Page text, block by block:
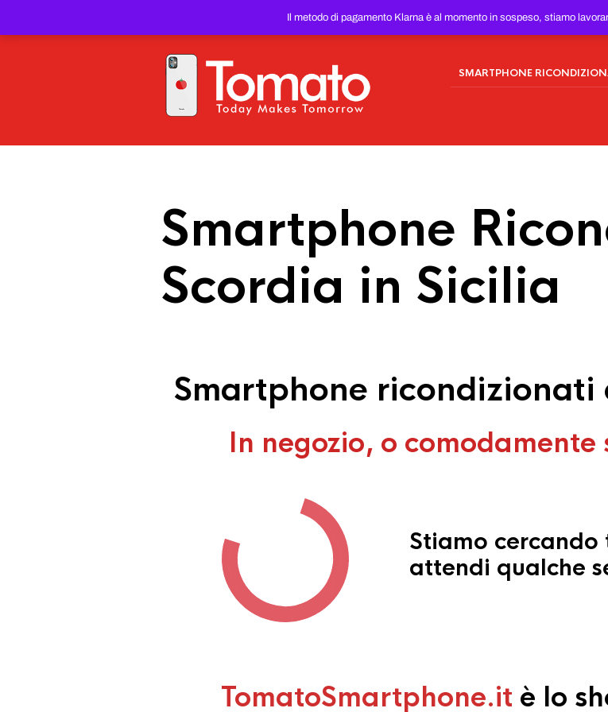
Il metodo di pagamento Klarna è al momento in sospeso, stiamo
PREZZO DEL WEB!
SMARTPHONE
Smartphone
Scordia in Sicilia
Smartphone ricondizionati
In negozio, o
Stiamo
attendi qualche
TomatoSmartphone.it è lo